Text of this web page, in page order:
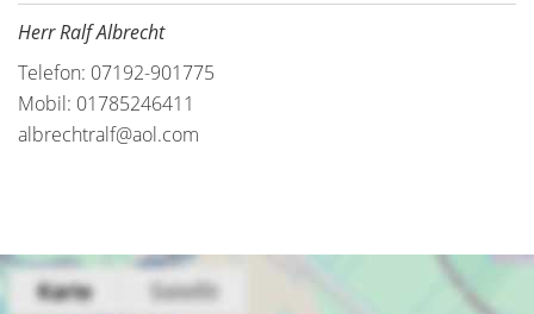
Herr Ralf Albrecht
Telefon: 07192-901775
Mobil: 01785246411
albrechtralf@aol.com